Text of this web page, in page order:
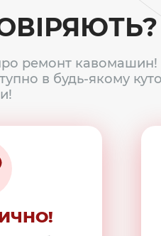
ремонт кавомашин!
в будь-якому